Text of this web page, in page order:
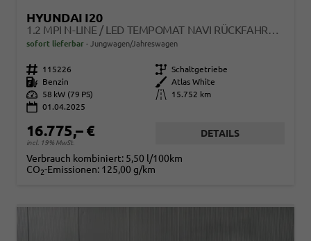
HYUNDAI I20
1.2 MPI N-LINE / LED TEMPOMAT NAVI RÜCKFAHRKAMERA ALU 17"
sofort lieferbar Jungwagen/Jahreswagen
Fahrzeugnr. 115226 Getriebe Schaltgetriebe
Kraftstoff
Benzin Außenfarbe
Atlas White
Leistung
58 kW (79 PS) Kilometerstand
15.752 km
01.04.2025
16.775,– €
incl. 19% MwSt.
DETAILS
Verbrauch kombiniert: 5,50 l/100km
CO2-Emissionen: 125,00 g/km